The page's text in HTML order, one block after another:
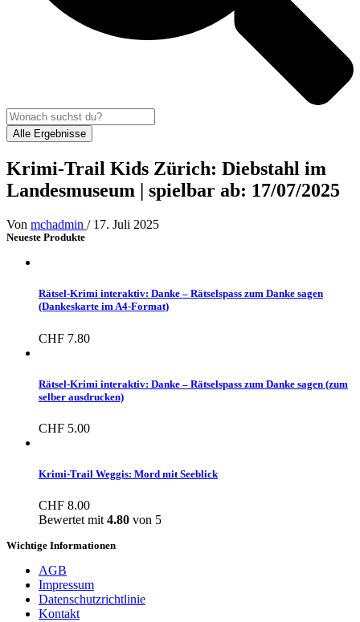
Alle Ergebnisse
Krimi-Trail Kids Zürich: Diebstahl im
Landesmuseum | spielbar ab: 17/07/2025
Von mchadmin / 17. Juli 2025
Neueste Produkte
Rätsel-Krimi interaktiv: Danke – Rätselspass zum Danke sagen
(Dankeskarte im A4-Format)
CHF 7.80
Rätsel-Krimi interaktiv: Danke – Rätselspass zum Danke sagen (zum
selber ausdrucken)
CHF 5.00
Krimi-Trail Weggis: Mord mit Seeblick
CHF 8.00
Bewertet mit 4.80 von 5
Wichtige Informationen
AGB
Impressum
Datenschutzrichtlinie
Kontakt